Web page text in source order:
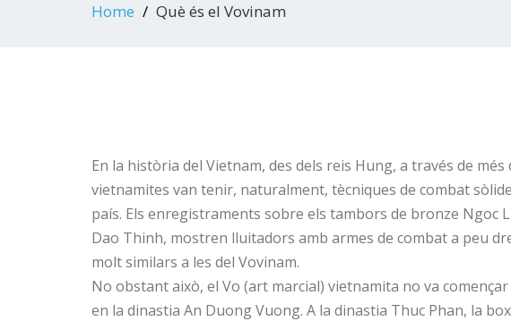
Home Què és el Vovinam
En la història del Vietnam, des dels reis Hung, a través de
vietnamites van tenir, naturalment, tècniques de combat
país. Els enregistraments sobre els tambors de bronze Ngoc
Dao Thinh, mostren lluitadors amb armes de combat a peu
molt similars a les del Vovinam.
No obstant això, el Vo (art marcial) vietnamita no va
en la dinastia An Duong Vuong. A la dinastia Thuc Phan, la